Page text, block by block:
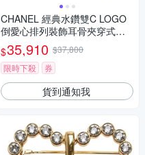
CHANEL 經典水鑽雙C LOGO
倒愛心排列裝飾耳骨夾穿式耳
環(金色)
$35,910 $37,800
限時下殺
券
貨到通知我